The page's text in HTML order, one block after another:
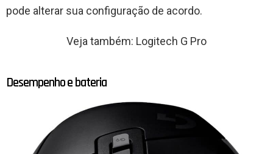
pode alterar sua configuração de acordo.
Veja também: Logitech G Pro
Desempenho e bateria